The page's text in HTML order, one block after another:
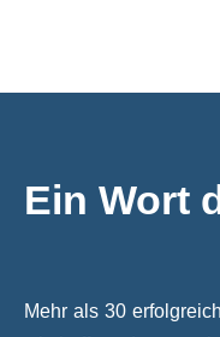
Ein Wort
Mehr als 30